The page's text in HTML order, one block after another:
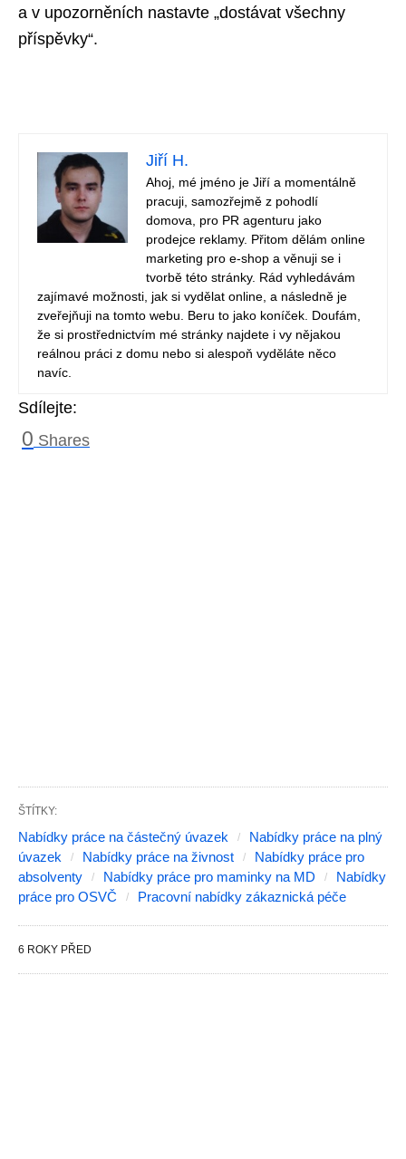
a v upozorněních nastavte „dostávat všechny
příspěvky“.
Jiří H.
Ahoj, mé jméno je Jiří a momentálně
pracuji, samozřejmě z pohodlí
domova, pro PR agenturu jako
prodejce reklamy. Přitom dělám online
marketing pro e-shop a věnuji se i
tvorbě této stránky. Rád vyhledávám
zajímavé možnosti, jak si vydělat online, a následně je
zveřejňuji na tomto webu. Beru to jako koníček. Doufám,
že si prostřednictvím mé stránky najdete i vy nějakou
reálnou práci z domu nebo si alespoň vyděláte něco
navíc.
Sdílejte:
0 Shares
ŠTÍTKY:
Nabídky práce na částečný úvazek
Nabídky práce na plný
úvazek
Nabídky práce na živnost
Nabídky práce pro
absolventy
Nabídky práce pro maminky na MD
Nabídky
práce pro OSVČ
Pracovní nabídky zákaznická péče
6 ROKY PŘED